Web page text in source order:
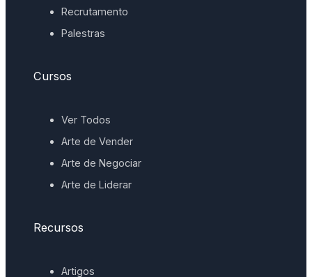
Recrutamento
Palestras
Cursos
Ver Todos
Arte de Vender
Arte de Negociar
Arte de Liderar
Recursos
Artigos